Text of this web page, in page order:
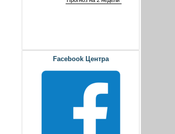
Facebook Центра